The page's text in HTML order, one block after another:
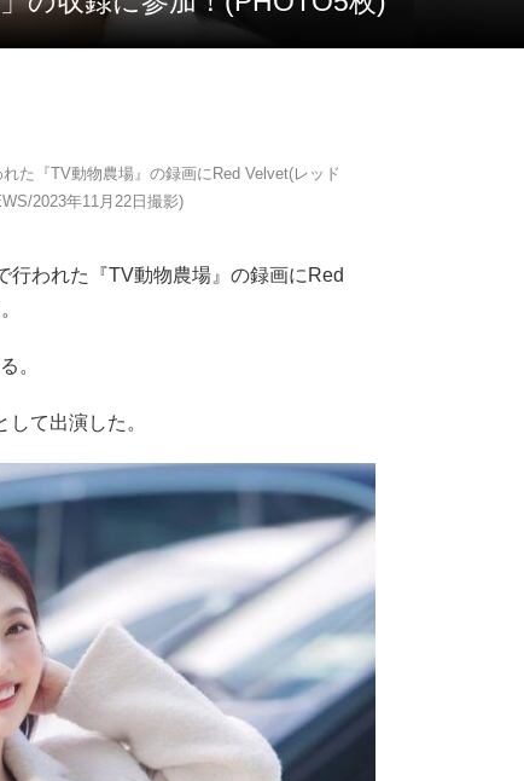
た『TV動物農場』の録画にRed Velvet(レッド
2023年11月22日撮影)
行われた『TV動物農場』の録画にRed
。
て出演した。